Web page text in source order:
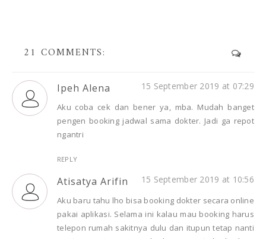
21 COMMENTS:
Ipeh Alena 15 September 2019 at 07:29
Aku coba cek dan bener ya, mba. Mudah banget
pengen booking jadwal sama dokter. Jadi ga repot
ngantri
REPLY
Atisatya Arifin 15 September 2019 at 10:56
Aku baru tahu lho bisa booking dokter secara online
pakai aplikasi. Selama ini kalau mau booking harus
telepon rumah sakitnya dulu dan itupun tetap nanti